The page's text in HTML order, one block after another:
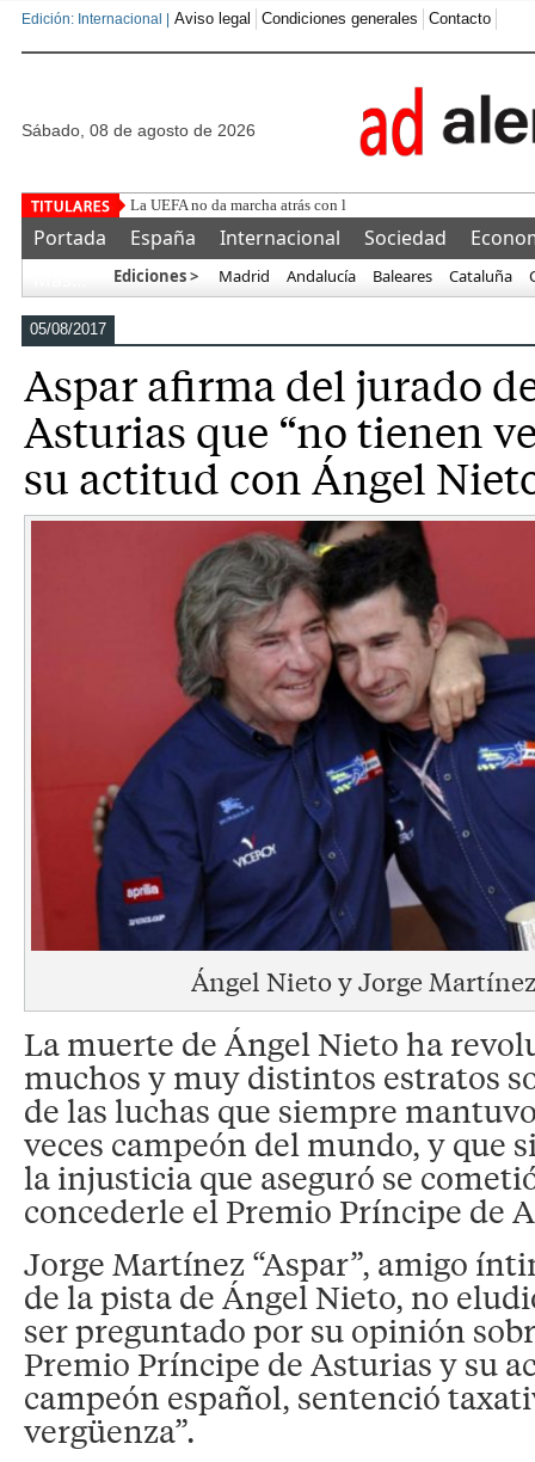
Edición: Internacional | Aviso legal Condiciones generales Contacto
sábado, 08 de agosto de 2026
La UEFA no da marcha atrás con la FIFA y Gianni Infantino:
Portada España Internacional Sociedad
Ediciones > Madrid Andalucía Baleares Cataluña
05/08/2017
Aspar afirma del jurado
Asturias que “no tienen
su actitud con Ángel
Ángel Nieto y Jorge
La muerte de Ángel Nieto ha
muchos y muy distintos estratos
de las luchas que siempre
veces campeón del mundo, y que
la injusticia que aseguró se
concederle el Premio Príncipe de
Jorge Martínez “Aspar”, amigo
de la pista de Ángel Nieto, no
ser preguntado por su opinión
Premio Príncipe de Asturias y su
campeón español, sentenció
vergüenza”.